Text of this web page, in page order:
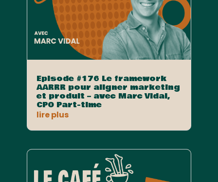
Episode #176 Le framework
AARRR pour aligner marketing
et produit – avec Marc Vidal,
CPO Part-time
lire plus